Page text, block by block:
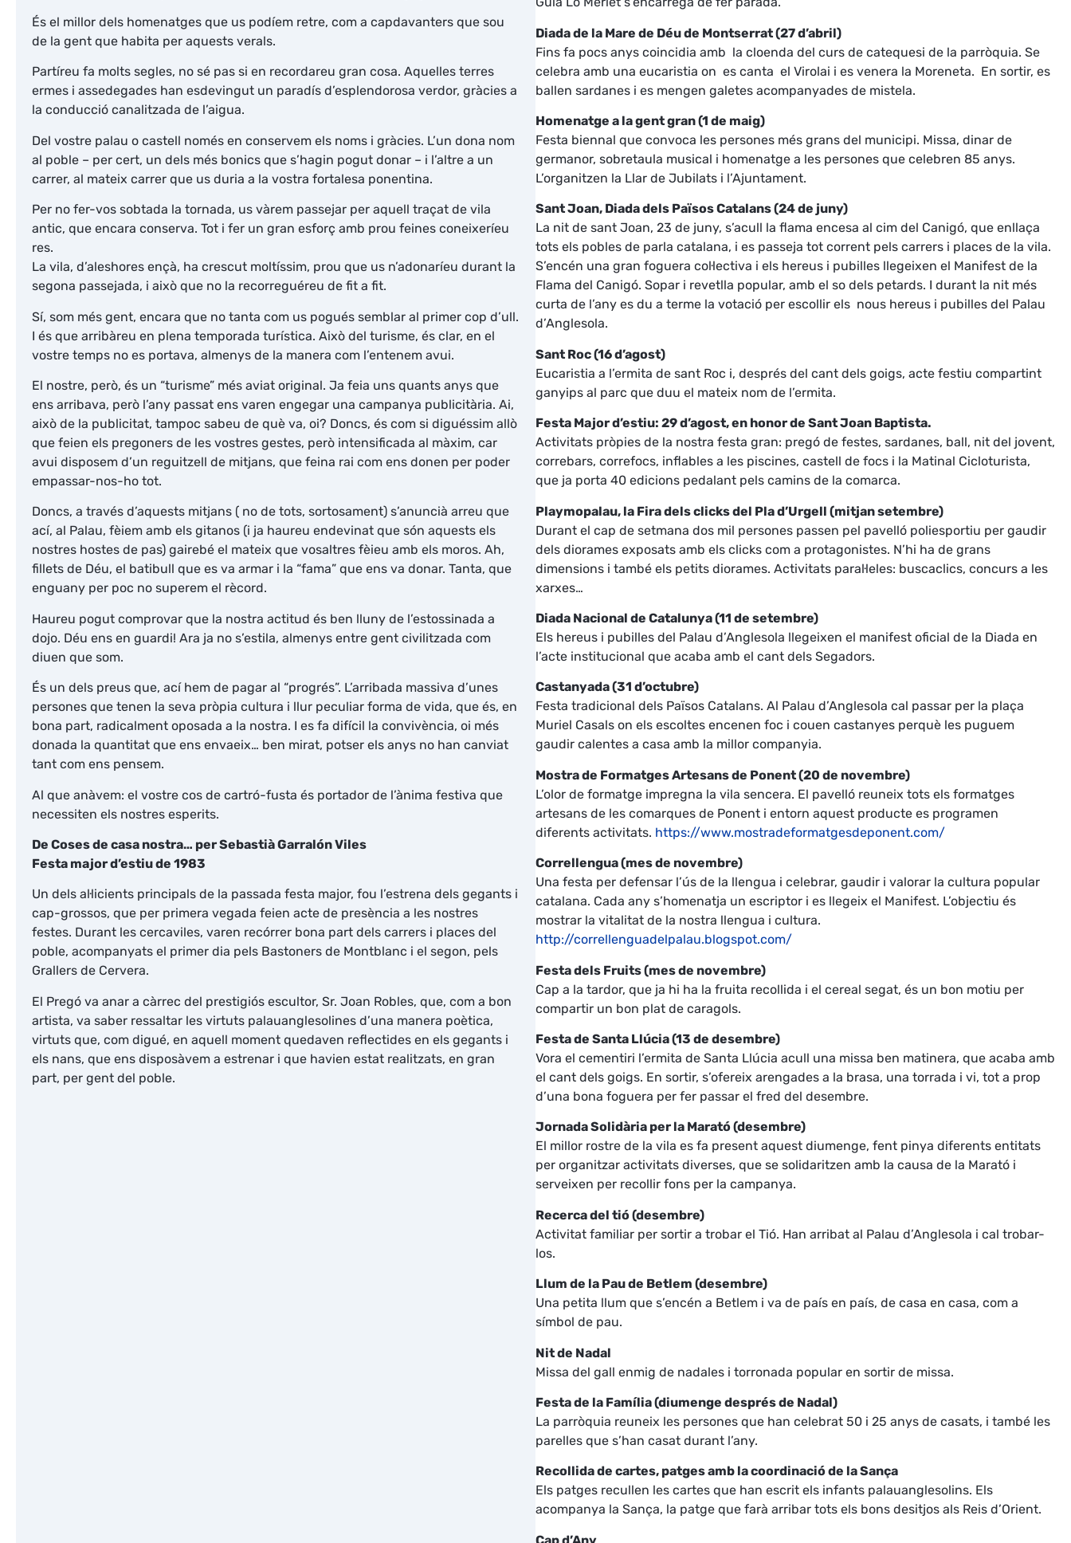
És el millor dels homenatges que us podíem retre, com a capdavanters que sou
de la gent que habita per aquests verals.
Partíreu fa molts segles, no sé pas si en recordareu gran cosa. Aquelles terres
ermes i assedegades han esdevingut un paradís d’esplendorosa verdor, gràcies a
la conducció canalitzada de l’aigua.
Del vostre palau o castell només en conservem els noms i gràcies. L’un dona nom
al poble – per cert, un dels més bonics que s’hagin pogut donar – i l’altre a un
carrer, al mateix carrer que us duria a la vostra fortalesa ponentina.
Per no fer-vos sobtada la tornada, us vàrem passejar per aquell traçat de vila
antic, que encara conserva. Tot i fer un gran esforç amb prou feines coneixeríeu
res.
La vila, d’aleshores ençà, ha crescut moltíssim, prou que us n’adonaríeu durant la
segona passejada, i això que no la recorreguéreu de fit a fit.
Sí, som més gent, encara que no tanta com us pogués semblar al primer cop d’ull.
I és que arribàreu en plena temporada turística. Això del turisme, és clar, en el
vostre temps no es portava, almenys de la manera com l’entenem avui.
El nostre, però, és un “turisme” més aviat original. Ja feia uns quants anys que
ens arribava, però l’any passat ens varen engegar una campanya publicitària. Ai,
això de la publicitat, tampoc sabeu de què va, oi? Doncs, és com si diguéssim allò
que feien els pregoners de les vostres gestes, però intensificada al màxim, car
avui disposem d’un reguitzell de mitjans, que feina rai com ens donen per poder
empassar-nos-ho tot.
Doncs, a través d’aquests mitjans ( no de tots, sortosament) s’anuncià arreu que
ací, al Palau, fèiem amb els gitanos (i ja haureu endevinat que són aquests els
nostres hostes de pas) gairebé el mateix que vosaltres fèieu amb els moros. Ah,
fillets de Déu, el batibull que es va armar i la “fama” que ens va donar. Tanta, que
enguany per poc no superem el rècord.
Haureu pogut comprovar que la nostra actitud és ben lluny de l’estossinada a
dojo. Déu ens en guardi! Ara ja no s’estila, almenys entre gent civilitzada com
diuen que som.
És un dels preus que, ací hem de pagar al “progrés”. L’arribada massiva d’unes
persones que tenen la seva pròpia cultura i llur peculiar forma de vida, que és, en
bona part, radicalment oposada a la nostra. I es fa difícil la convivència, oi més
donada la quantitat que ens envaeix… ben mirat, potser els anys no han canviat
tant com ens pensem.
Al que anàvem: el vostre cos de cartró-fusta és portador de l’ànima festiva que
necessiten els nostres esperits.
De Coses de casa nostra… per Sebastià Garralón Viles
Festa major d’estiu de 1983
Un dels al·licients principals de la passada festa major, fou l’estrena dels gegants i
cap-grossos, que per primera vegada feien acte de presència a les nostres
festes. Durant les cercaviles, varen recórrer bona part dels carrers i places del
poble, acompanyats el primer dia pels Bastoners de Montblanc i el segon, pels
Grallers de Cervera.
El Pregó va anar a càrrec del prestigiós escultor, Sr. Joan Robles, que, com a bon
artista, va saber ressaltar les virtuts palauanglesolines d’una manera poètica,
virtuts que, com digué, en aquell moment quedaven reflectides en els gegants i
els nans, que ens disposàvem a estrenar i que havien estat realitzats, en gran
part, per gent del poble.
Diada de la Mare de Déu de Montserrat (27 d’abril)
Fins fa pocs anys coincidia amb la cloenda del curs de catequesi de la parròquia. Se
celebra amb una eucaristia on es canta el Virolai i es venera la Moreneta. En sortir, es
ballen sardanes i es mengen galetes acompanyades de mistela.
Homenatge a la gent gran (1 de maig)
Festa biennal que convoca les persones més grans del municipi. Missa, dinar de
germanor, sobretaula musical i homenatge a les persones que celebren 85 anys.
L’organitzen la Llar de Jubilats i l’Ajuntament.
Sant Joan, Diada dels Països Catalans (24 de juny)
La nit de sant Joan, 23 de juny, s’acull la flama encesa al cim del Canigó, que enllaça
tots els pobles de parla catalana, i es passeja tot corrent pels carrers i places de la vila.
S’encén una gran foguera col·lectiva i els hereus i pubilles llegeixen el Manifest de la
Flama del Canigó. Sopar i revetlla popular, amb el so dels petards. I durant la nit més
curta de l’any es du a terme la votació per escollir els nous hereus i pubilles del Palau
d’Anglesola.
Sant Roc (16 d’agost)
Eucaristia a l’ermita de sant Roc i, després del cant dels goigs, acte festiu compartint
ganyips al parc que duu el mateix nom de l’ermita.
Festa Major d’estiu: 29 d’agost, en honor de Sant Joan Baptista.
Activitats pròpies de la nostra festa gran: pregó de festes, sardanes, ball, nit del jovent,
correbars, correfocs, inflables a les piscines, castell de focs i la Matinal Cicloturista,
que ja porta 40 edicions pedalant pels camins de la comarca.
Playmopalau, la Fira dels clicks del Pla d’Urgell (mitjan setembre)
Durant el cap de setmana dos mil persones passen pel pavelló poliesportiu per gaudir
dels diorames exposats amb els clicks com a protagonistes. N’hi ha de grans
dimensions i també els petits diorames. Activitats paral·leles: buscaclics, concurs a les
xarxes…
Diada Nacional de Catalunya (11 de setembre)
Els hereus i pubilles del Palau d’Anglesola llegeixen el manifest oficial de la Diada en
l’acte institucional que acaba amb el cant dels Segadors.
Castanyada (31 d’octubre)
Festa tradicional dels Països Catalans. Al Palau d’Anglesola cal passar per la plaça
Muriel Casals on els escoltes encenen foc i couen castanyes perquè les puguem
gaudir calentes a casa amb la millor companyia.
Mostra de Formatges Artesans de Ponent (20 de novembre)
L’olor de formatge impregna la vila sencera. El pavelló reuneix tots els formatges
artesans de les comarques de Ponent i entorn aquest producte es programen
diferents activitats. https://www.mostradeformatgesdeponent.com/
Correllengua (mes de novembre)
Una festa per defensar l’ús de la llengua i celebrar, gaudir i valorar la cultura popular
catalana. Cada any s’homenatja un escriptor i es llegeix el Manifest. L’objectiu és
mostrar la vitalitat de la nostra llengua i cultura.
http://correllenguadelpalau.blogspot.com/
Festa dels Fruits (mes de novembre)
Cap a la tardor, que ja hi ha la fruita recollida i el cereal segat, és un bon motiu per
compartir un bon plat de caragols.
Festa de Santa Llúcia (13 de desembre)
Vora el cementiri l’ermita de Santa Llúcia acull una missa ben matinera, que acaba amb
el cant dels goigs. En sortir, s’ofereix arengades a la brasa, una torrada i vi, tot a prop
d’una bona foguera per fer passar el fred del desembre.
Jornada Solidària per la Marató (desembre)
El millor rostre de la vila es fa present aquest diumenge, fent pinya diferents entitats
per organitzar activitats diverses, que se solidaritzen amb la causa de la Marató i
serveixen per recollir fons per la campanya.
Recerca del tió (desembre)
Activitat familiar per sortir a trobar el Tió. Han arribat al Palau d’Anglesola i cal trobar-
los.
Llum de la Pau de Betlem (desembre)
Una petita llum que s’encén a Betlem i va de país en país, de casa en casa, com a
símbol de pau.
Nit de Nadal
Missa del gall enmig de nadales i torronada popular en sortir de missa.
Festa de la Família (diumenge després de Nadal)
La parròquia reuneix les persones que han celebrat 50 i 25 anys de casats, i també les
parelles que s’han casat durant l’any.
Recollida de cartes, patges amb la coordinació de la Sança
Els patges recullen les cartes que han escrit els infants palauanglesolins. Els
acompanya la Sança, la patge que farà arribar tots els bons desitjos als Reis d’Orient.
Cap d’Any